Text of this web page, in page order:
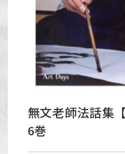
無文老師法話集
6巻